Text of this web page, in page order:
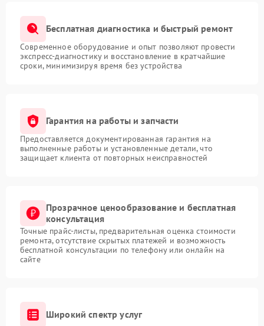
Бесплатная диагностика и быстрый ремонт
Современное оборудование и опыт позволяют провести
экспресс-диагностику и восстановление в кратчайшие
сроки, минимизируя время без устройства
Гарантия на работы и запчасти
Предоставляется документированная гарантия на
выполненные работы и установленные детали, что
защищает клиента от повторных неисправностей
Прозрачное ценообразование и бесплатная
консультация
Точные прайс-листы, предварительная оценка стоимости
ремонта, отсутствие скрытых платежей и возможность
бесплатной консультации по телефону или онлайн на
сайте
Широкий спектр услуг